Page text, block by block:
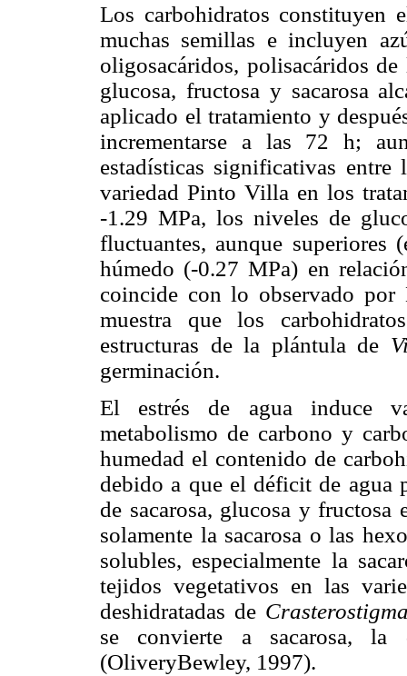
Los carbohidratos constituyen
muchas semillas e incluyen
oligosacáridos, polisacáridos
glucosa, fructosa y sacarosa
aplicado el tratamiento y
incrementarse a las 72 h;
estadísticas significativas entre
variedad Pinto Villa en los
-1.29 MPa, los niveles de
fluctuantes, aunque
húmedo (-0.27 MPa) en
coincide con lo observado
muestra que los
estructuras de la plántula de
germinación.
El estrés de agua induce
metabolismo de carbono y
humedad el contenido de
debido a que el déficit de agua
de sacarosa, glucosa y
solamente la sacarosa o las
solubles, especialmente la
tejidos vegetativos en las
deshidratadas de
se convierte a sacarosa, la
(OliveryBewley, 1997).